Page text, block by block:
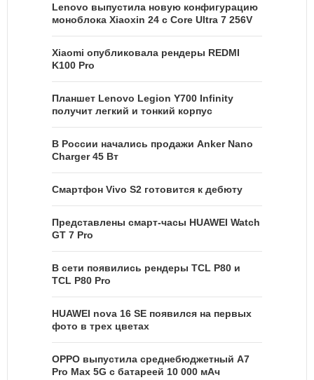
Lenovo выпустила новую конфигурацию
моноблока Xiaoxin 24 с Core Ultra 7 256V
Xiaomi опубликовала рендеры REDMI
K100 Pro
Планшет Lenovo Legion Y700 Infinity
получит легкий и тонкий корпус
В России начались продажи Anker Nano
Charger 45 Вт
Смартфон Vivo S2 готовится к дебюту
Представлены смарт-часы HUAWEI Watch
GT 7 Pro
В сети появились рендеры TCL P80 и
TCL P80 Pro
HUAWEI nova 16 SE появился на первых
фото в трех цветах
OPPO выпустила среднебюджетный A7
Pro Max 5G с батареей 10 000 мАч